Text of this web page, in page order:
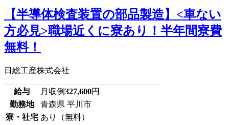
【半導体検査装置の部品製造】<車ない
方必見>職場近くに寮あり！半年間寮費
無料！
日総工産株式会社
給与 月収例327,600円
勤務地
青森県 平川市
寮・社宅 あり（無料）